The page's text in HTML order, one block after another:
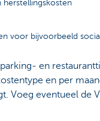
voor bijvoorbeeld
en
en per
Voeg eventueel de